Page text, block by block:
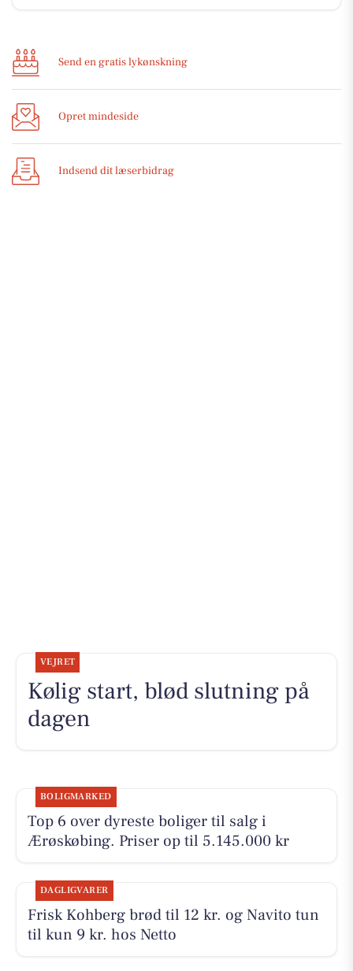
Send en gratis lykønskning
Opret mindeside
Indsend dit læserbidrag
VEJRET
Kølig start, blød slutning på
dagen
BOLIGMARKED
Top 6 over dyreste boliger til salg i
Ærøskøbing. Priser op til 5.145.000 kr
DAGLIGVARER
Frisk Kohberg brød til 12 kr. og Navito tun
til kun 9 kr. hos Netto